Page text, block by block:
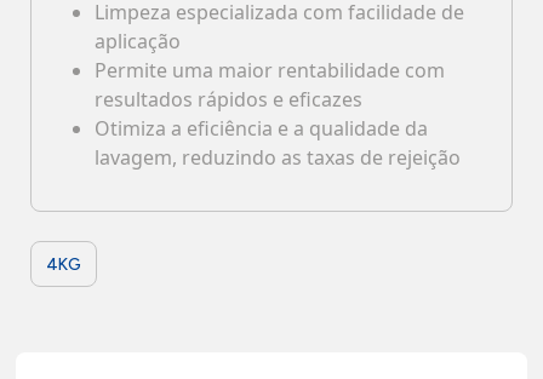
Contactos
Limpeza especializada com facilidade de
aplicação
Permite uma maior rentabilidade com
resultados rápidos e eficazes
Otimiza a eficiência e a qualidade da
lavagem, reduzindo as taxas de rejeição
4KG